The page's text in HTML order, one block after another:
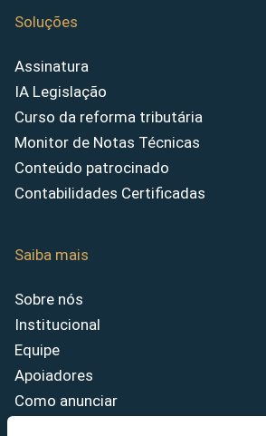
Soluções
Assinatura
IA Legislação
Curso da reforma tributária
Monitor de Notas Técnicas
Conteúdo patrocinado
Contabilidades Certificadas
Saiba mais
Sobre nós
Institucional
Equipe
Apoiadores
Como anunciar